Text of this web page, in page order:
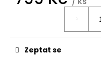
Zeptat se
u
č